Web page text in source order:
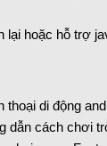
hoặc hỗ trợ
di động
dẫn cách chơi